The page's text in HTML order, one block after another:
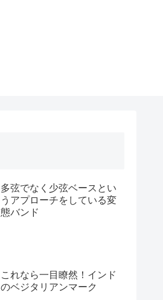
多弦でなく少弦ベースとい
うアプローチをしている変
態バンド
これなら一目瞭然！インド
のベジタリアンマーク